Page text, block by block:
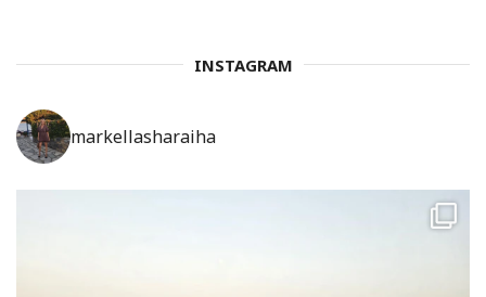
INSTAGRAM
markellasharaiha